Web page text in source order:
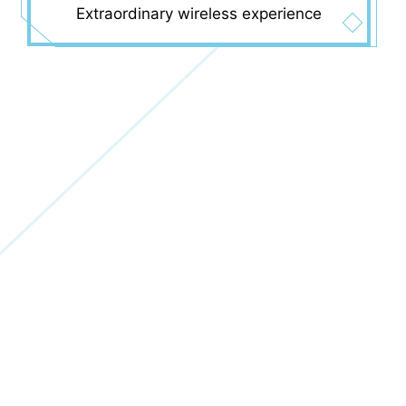
Extraordinary wireless experience